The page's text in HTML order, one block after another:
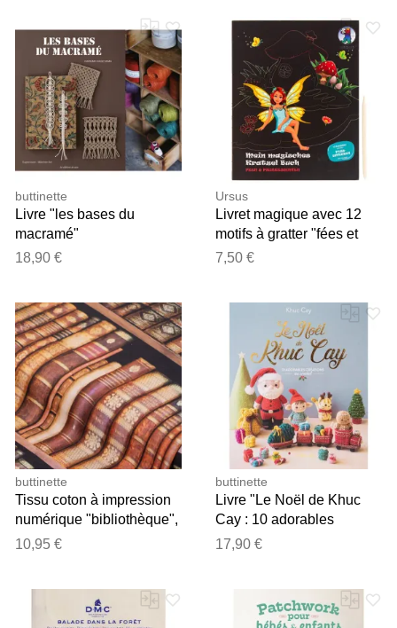
buttinette
Livre "les bases du
macramé"
18,90 €
Ursus
Livret magique avec 12
motifs à gratter "fées et
princesses"
7,50 €
buttinette
Tissu coton à impression
numérique "bibliothèque",
marron/coloré, série Ria
10,95 €
buttinette
Livre "Le Noël de Khuc
Cay : 10 adorables
créations au crochet"
17,90 €